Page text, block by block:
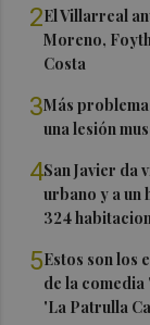
2El Villarreal
Moreno,
Costa
3Más
una lesión
4San Javier da
urbano y a un
324
5Estos son los
de la comedia
'La Patrulla